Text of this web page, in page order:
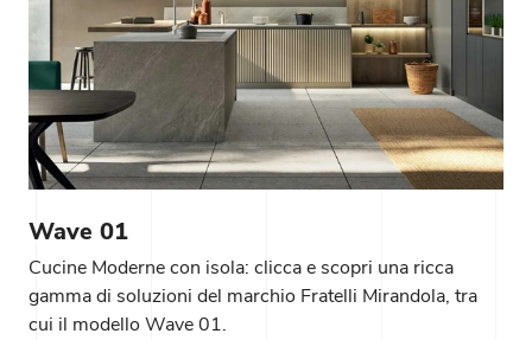
Wave 01
Cucine Moderne con isola: clicca e scopri una ricca
gamma di soluzioni del marchio Fratelli Mirandola, tra
cui il modello Wave 01.